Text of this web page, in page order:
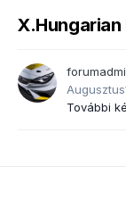
X.Hungarian
További